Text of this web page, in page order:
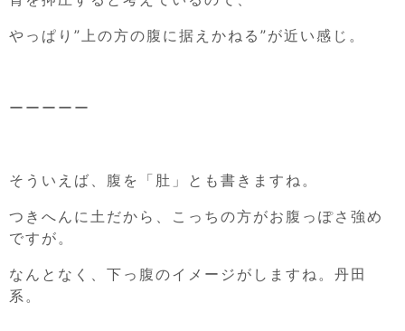
やっぱり”上の方の腹に据えかねる”が近い感じ。
ーーーーー
そういえば、腹を「肚」とも書きますね。
つきへんに土だから、こっちの方がお腹っぽさ強め
ですが。
なんとなく、下っ腹のイメージがしますね。丹田
系。